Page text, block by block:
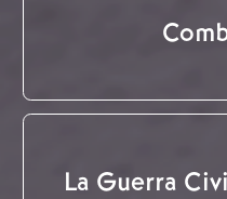
La Guerra